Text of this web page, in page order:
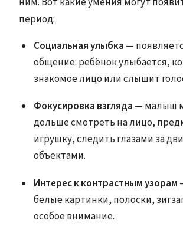
период:
Социальная улыбка —
общение: ребёнок улыбается,
знакомое лицо или слышит
Фокусировка взгляда — малыш
дольше смотреть на лицо,
игрушку, следить глазами за
объектами.
Интерес к контрастным узорам
белые картинки, полоски,
особое внимание.